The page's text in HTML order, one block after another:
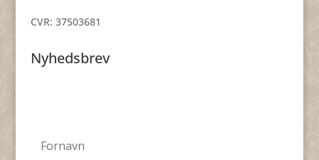
CVR: 37503681
Nyhedsbrev